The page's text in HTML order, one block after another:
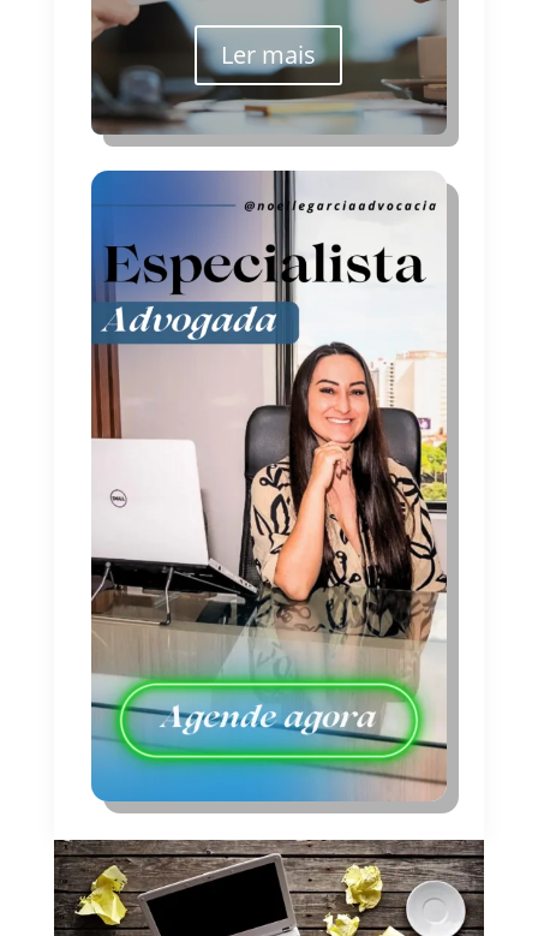
Ler mais